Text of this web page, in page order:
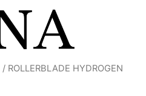
/ ROLLERBLADE HYDROGEN